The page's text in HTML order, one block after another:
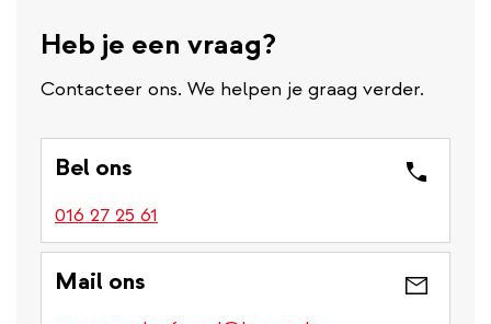
Heb je een vraag?
Contacteer ons. We helpen je graag verder.
Bel ons
016 27 25 61
Mail ons